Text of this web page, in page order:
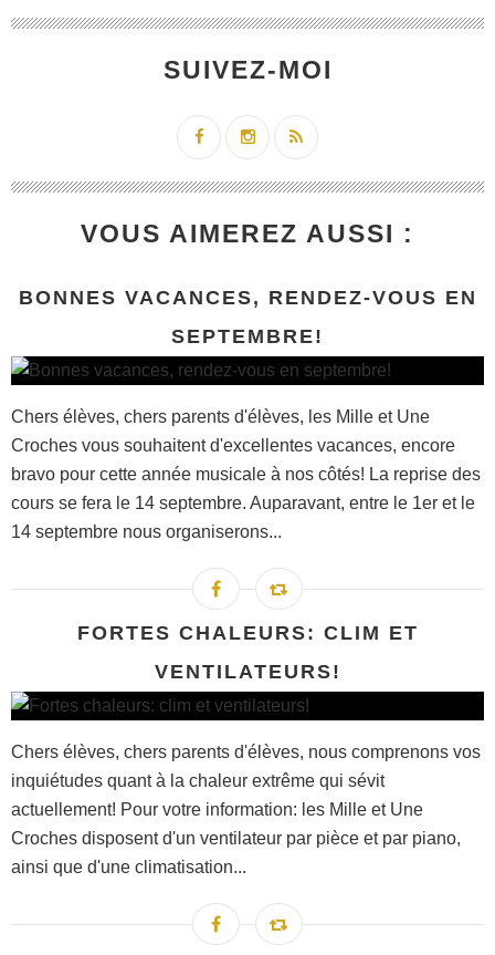
SUIVEZ-MOI
VOUS AIMEREZ AUSSI :
BONNES VACANCES, RENDEZ-VOUS EN
SEPTEMBRE!
Chers élèves, chers parents d'élèves, les Mille et Une
Croches vous souhaitent d'excellentes vacances, encore
bravo pour cette année musicale à nos côtés! La reprise des
cours se fera le 14 septembre. Auparavant, entre le 1er et le
14 septembre nous organiserons...
FORTES CHALEURS: CLIM ET
VENTILATEURS!
Chers élèves, chers parents d'élèves, nous comprenons vos
inquiétudes quant à la chaleur extrême qui sévit
actuellement! Pour votre information: les Mille et Une
Croches disposent d'un ventilateur par pièce et par piano,
ainsi que d'une climatisation...